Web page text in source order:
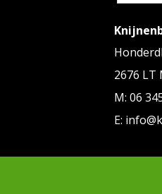
2676 LT
M: 06
E: